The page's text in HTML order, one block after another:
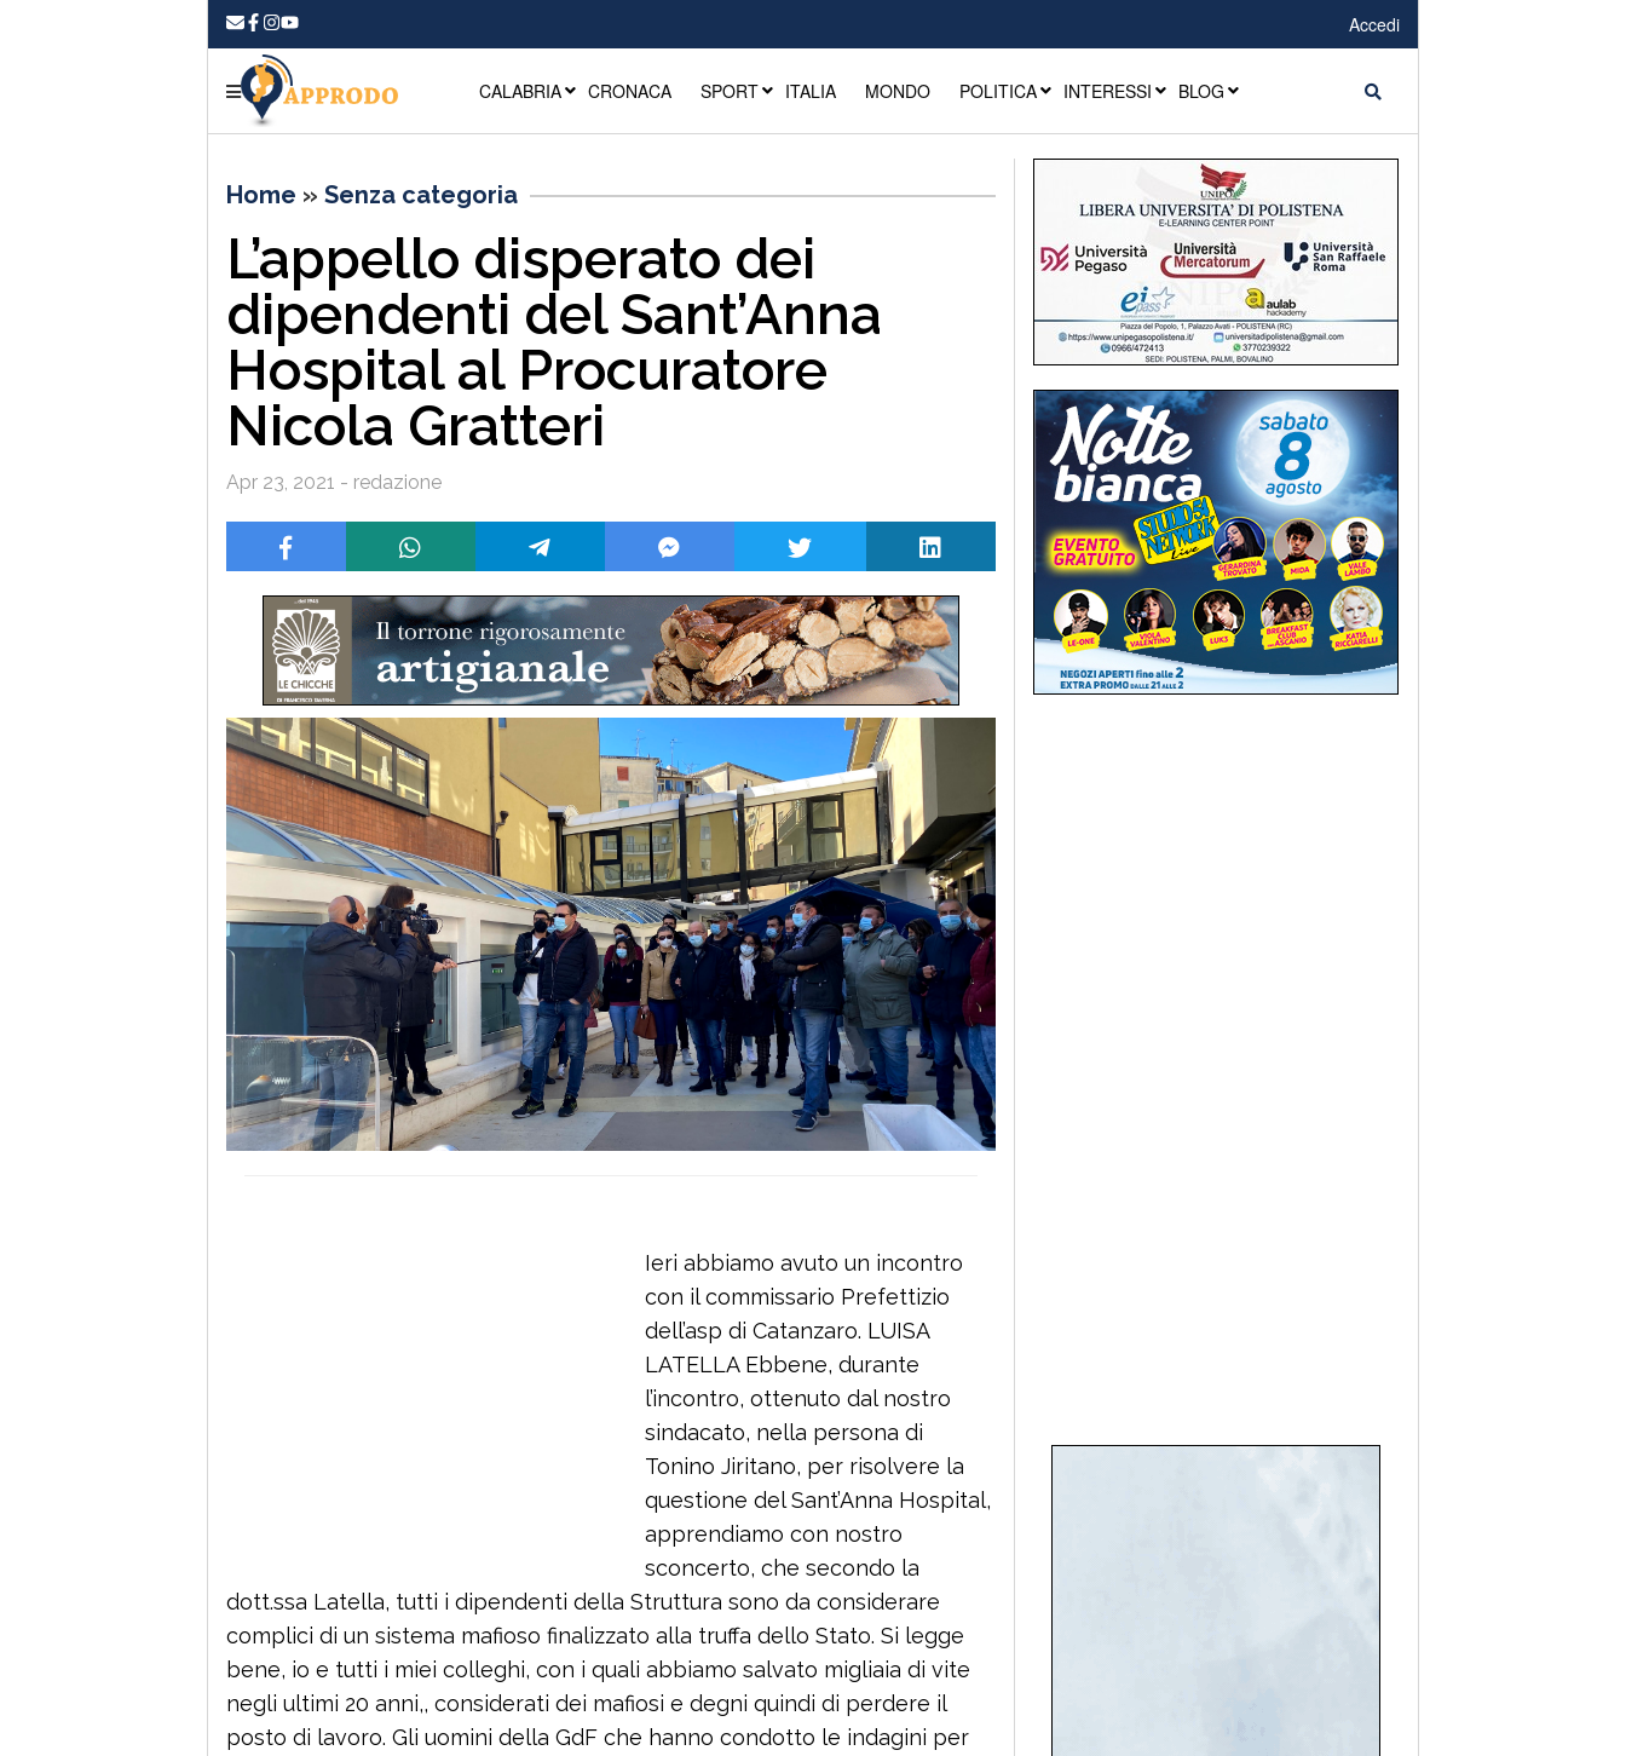
Accedi
CALABRIA CRONACA SPORT ITALIA MONDO POLITICA INTERESSI BLOG
Home » Senza categoria
L’appello disperato dei
dipendenti del Sant’Anna
Hospital al Procuratore
Nicola Gratteri
Apr 23, 2021 - redazione
Ieri abbiamo avuto un incontro
con il commissario Prefettizio
dell’asp di Catanzaro. LUISA
LATELLA Ebbene, durante
l’incontro, ottenuto dal nostro
sindacato, nella persona di
Tonino Jiritano, per risolvere la
questione del Sant’Anna Hospital,
apprendiamo con nostro
sconcerto, che secondo la
dott.ssa Latella, tutti i dipendenti della Struttura sono da considerare
complici di un sistema mafioso finalizzato alla truffa dello Stato. Si legge
bene, io e tutti i miei colleghi, con i quali abbiamo salvato migliaia di vite
negli ultimi 20 anni,, considerati dei mafiosi e degni quindi di perdere il
posto di lavoro. Gli uomini della GdF che hanno condotto le indagini per